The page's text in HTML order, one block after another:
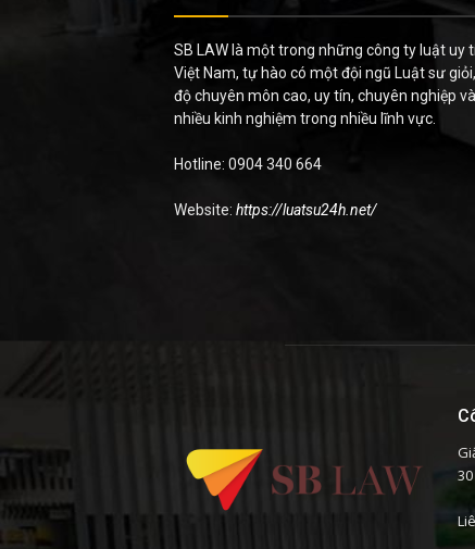
SB LAW là một trong những công ty luật uy
Việt Nam, tự hào có một đội ngũ Luật sư
độ chuyên môn cao, uy tín, chuyên nghiệp
nhiều kinh nghiệm trong nhiều lĩnh vực.
Hotline: 0904 340 664
Website: https://luatsu24h.net/